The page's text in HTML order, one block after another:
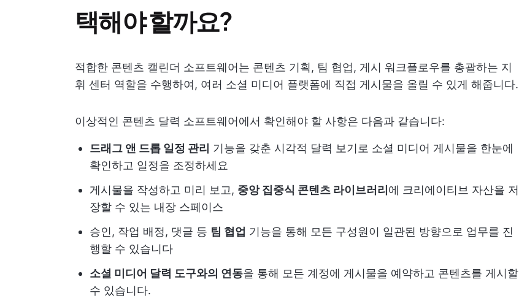
택해야 할까요?
적합한 콘텐츠 캘린더 소프트웨어는 콘텐츠 기획, 팀 협업, 게시 워크플로우를 총괄하는 지
휘 센터 역할을 수행하여, 여러 소셜 미디어 플랫폼에 직접 게시물을 올릴 수 있게 해줍니다.
이상적인 콘텐츠 달력 소프트웨어에서 확인해야 할 사항은 다음과 같습니다:
드래그 앤 드롭 일정 관리 기능을 갖춘 시각적 달력 보기로 소셜 미디어 게시물을 한눈에
확인하고 일정을 조정하세요
게시물을 작성하고 미리 보고, 중앙 집중식 콘텐츠 라이브러리 에 크리에이티브 자산을 저
장할 수 있는 내장 스페이스
승인, 작업 배정, 댓글 등 팀 협업 기능을 통해 모든 구성원이 일관된 방향으로 업무를 진
행할 수 있습니다
소셜 미디어 달력 도구와의 연동을 통해 모든 계정에 게시물을 예약하고 콘텐츠를 게시할
수 있습니다.